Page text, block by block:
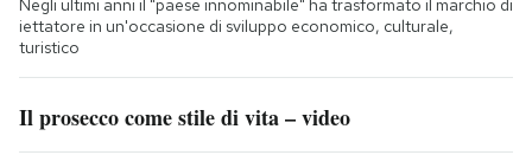
Negli ultimi anni il "paese innominabile" ha trasformato il marchio di
iettatore in un'occasione di sviluppo economico, culturale,
turistico
Il prosecco come stile di vita – video